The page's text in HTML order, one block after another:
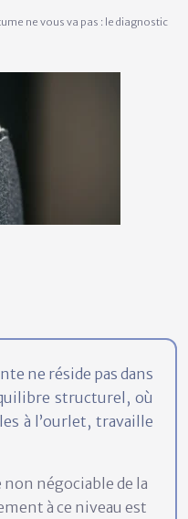
ne vous va pas : le diagnostic
ne réside pas dans
structurel, où
à l’ourlet, travaille
non négociable de la
à ce niveau est